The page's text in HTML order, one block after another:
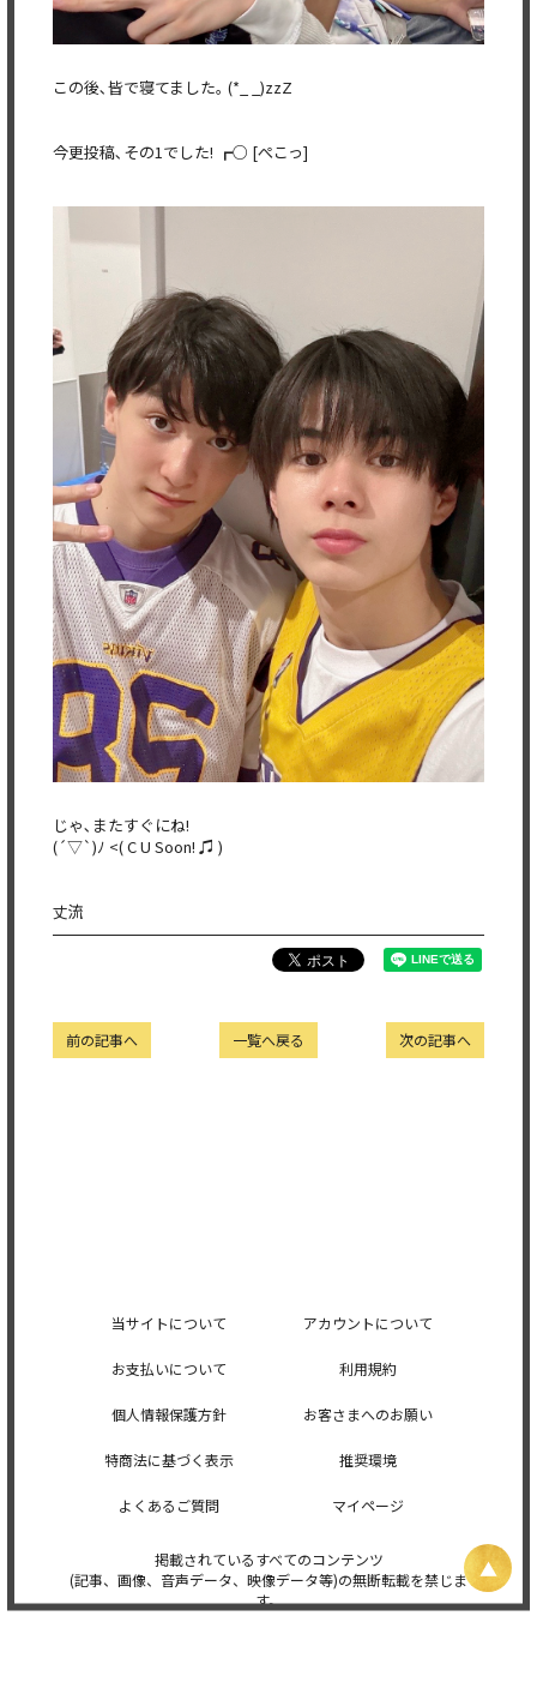
この後､皆で寝てました｡ (*_ _)zzZ
今更投稿､その1でした! ┏○ [ぺこっ]
じゃ､またすぐにね!
(´▽`)ﾉ <( C U Soon! ♫ )
丈流
次の記事へ
一覧へ戻る
前の記事へ
当サイトについて アカウントについて
お支払いについて 利用規約
個人情報保護方針 お客さまへのお願い
特商法に基づく表示 推奨環境
よくあるご質問 マイページ
掲載されているすべてのコンテンツ
(記事、画像、音声データ、映像データ等)の無断転載を禁じま
す。